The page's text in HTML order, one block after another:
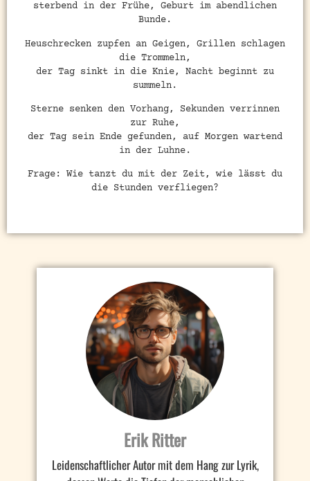
sterbend in der Frühe, Geburt im abendlichen
Bunde.
Heuschrecken zupfen an Geigen, Grillen schlagen
die Trommeln,
der Tag sinkt in die Knie, Nacht beginnt zu
summeln.
Sterne senken den Vorhang, Sekunden verrinnen
zur Ruhe,
der Tag sein Ende gefunden, auf Morgen wartend
in der Luhne.
Frage: Wie tanzt du mit der Zeit, wie lässt du
die Stunden verfliegen?
Erik Ritter
Leidenschaftlicher Autor mit dem Hang zur Lyrik,